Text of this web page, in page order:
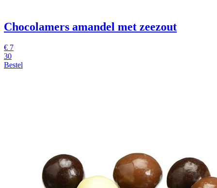
Chocolamers amandel met zeezout
€ 7
30
Bestel